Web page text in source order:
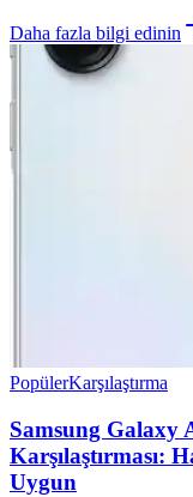
Daha fazla bilgi edinin
PopülerKarşılaştırma
Samsung Galaxy
Karşılaştırması:
Uygun